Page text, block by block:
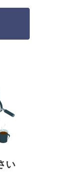
い